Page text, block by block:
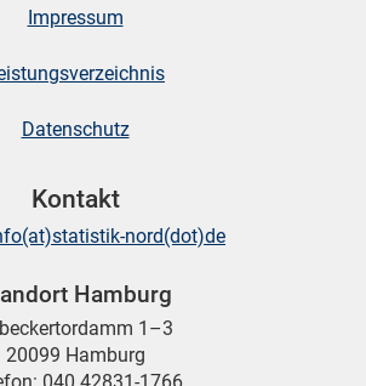
Impressum
Datenschutz
Kontakt
nord(dot)de
Hamburg
1–3
20099 Hamburg